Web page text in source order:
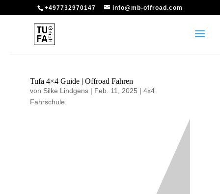
+497732970147 info@mb-offroad.com
Tufa 4×4 Guide | Offroad Fahren
von Silke Lindgens| Feb. 11, 2025 | 4x4
Fahrschule